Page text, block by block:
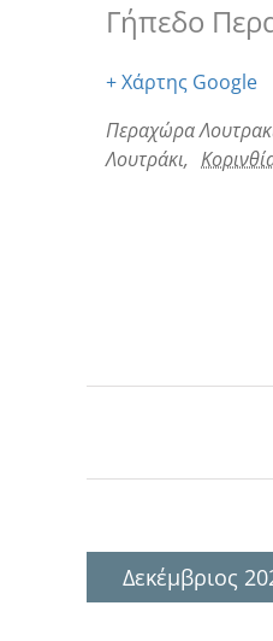
Γήπεδο
+ Χάρτης Google
Περαχώρα
Λουτράκι,
Δεκέμβριος